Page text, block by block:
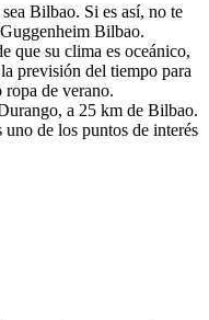
Bilbao. Si es así, no te
Bilbao.
que su clima es oceánico,
previsión del tiempo para
ropa de verano.
a 25 km de Bilbao.
de los puntos de interés